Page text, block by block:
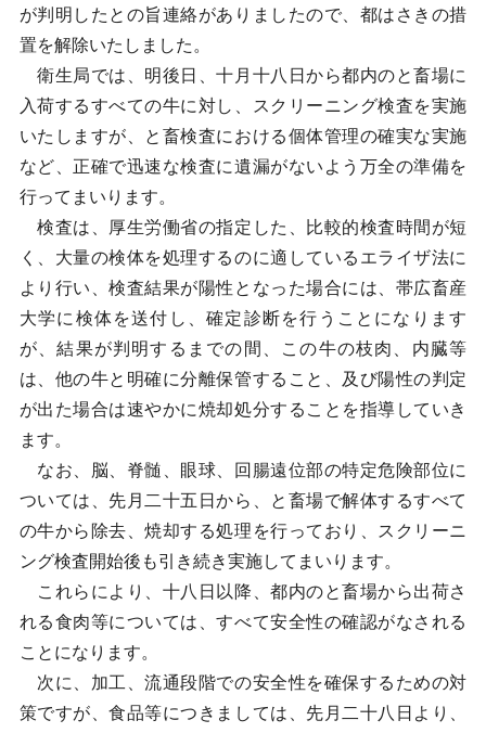
が判明したとの旨連絡がありましたので、都はさきの措
置を解除いたしました。
衛生局では、明後日、十月十八日から都内のと畜場に
入荷するすべての牛に対し、スクリーニング検査を実施
いたしますが、と畜検査における個体管理の確実な実施
など、正確で迅速な検査に遺漏がないよう万全の準備を
行ってまいります。
検査は、厚生労働省の指定した、比較的検査時間が短
く、大量の検体を処理するのに適しているエライザ法に
より行い、検査結果が陽性となった場合には、帯広畜産
大学に検体を送付し、確定診断を行うことになります
が、結果が判明するまでの間、この牛の枝肉、内臓等
は、他の牛と明確に分離保管すること、及び陽性の判定
が出た場合は速やかに焼却処分することを指導していき
ます。
なお、脳、脊髄、眼球、回腸遠位部の特定危険部位に
ついては、先月二十五日から、と畜場で解体するすべて
の牛から除去、焼却する処理を行っており、スクリーニ
ング検査開始後も引き続き実施してまいります。
これらにより、十八日以降、都内のと畜場から出荷さ
れる食肉等については、すべて安全性の確認がなされる
ことになります。
次に、加工、流通段階での安全性を確保するための対
策ですが、食品等につきましては、先月二十八日より、